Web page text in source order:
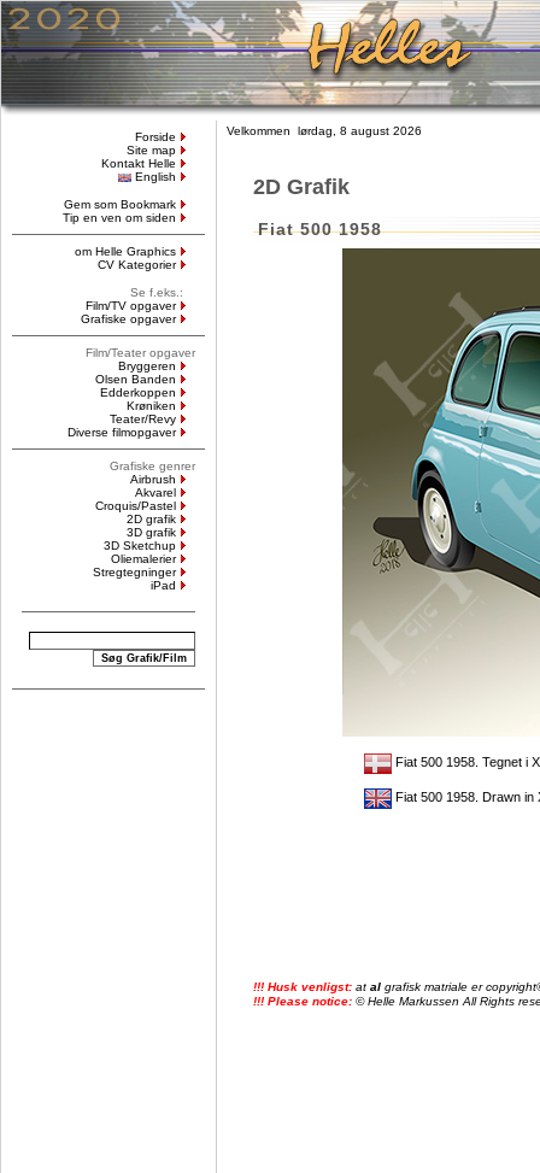
Forside
Site map
Kontakt Helle
English
Gem som Bookmark
Tip en ven om siden
om Helle Graphics
CV Kategorier
Se f.eks.:
Film/TV opgaver
Grafiske opgaver
Film/Teater opgaver
Bryggeren
Olsen Banden
Edderkoppen
Krøniken
Teater/Revy
Diverse filmopgaver
Grafiske genrer
Airbrush
Akvarel
Croquis/Pastel
2D grafik
3D grafik
3D Sketchup
Oliemalerier
Stregtegninger
iPad
Velkommen lørdag, 8 august 2026
2D Grafik
Fiat 500 1958
Fiat 500 1958. Tegnet i
Fiat 500 1958. Drawn
!!! Husk venligst: at al grafisk matriale er
!!! Please notice: © Helle Markussen All Rights